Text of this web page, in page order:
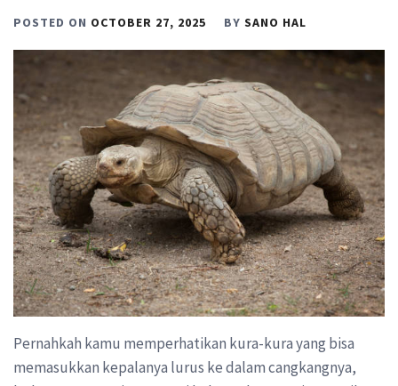
POSTED ON OCTOBER 27, 2025 BY SANO HAL
Pernahkah kamu memperhatikan kura-kura yang bisa
memasukkan kepalanya lurus ke dalam cangkangnya,